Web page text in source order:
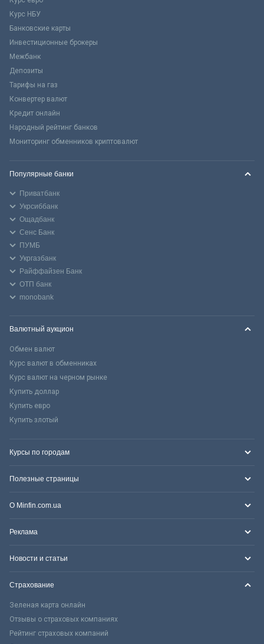
Курс НБУ
Банковские карты
Инвестиционные брокеры
Межбанк
Депозиты
Тарифы на газ
Конвертер валют
Кредит онлайн
Народный рейтинг банков
Мониторинг обменников криптовалют
Популярные банки
Приватбанк
Укрсиббанк
Ощадбанк
Сенс Банк
ПУМБ
Укргазбанк
Райффайзен Банк
ОТП банк
monobank
Валютный аукцион
Обмен валют
Курс валют в обменниках
Курс валют на черном рынке
Купить доллар
Купить евро
Купить злотый
Курсы по городам
Полезные страницы
О Minfin.com.ua
Реклама
Новости и статьи
Страхование
Зеленая карта онлайн
Отзывы о страховых компаниях
Рейтинг страховых компаний